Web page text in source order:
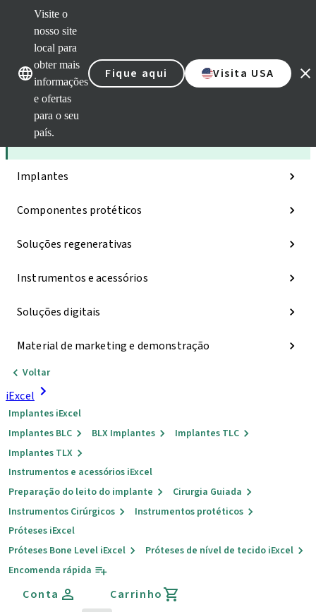
Visite o
nosso site
local para
obter mais
informações
e ofertas
para o seu
país.
Fique aqui Visita USA
Categorias
iExcel
Implantes
Componentes protéticos
Soluções regenerativas
Instrumentos e acessórios
Soluções digitais
Material de marketing e demonstração
Voltar
iExcel
Implantes iExcel
Implantes BLC
BLX Implantes
Implantes TLC
Implantes TLX
Instrumentos e acessórios iExcel
Preparação do leito do implante
Cirurgia Guiada
Instrumentos Cirúrgicos
Instrumentos protéticos
Próteses iExcel
Próteses Bone Level iExcel
Próteses de nível de tecido iExcel
Encomenda rápida
Conta Carrinho